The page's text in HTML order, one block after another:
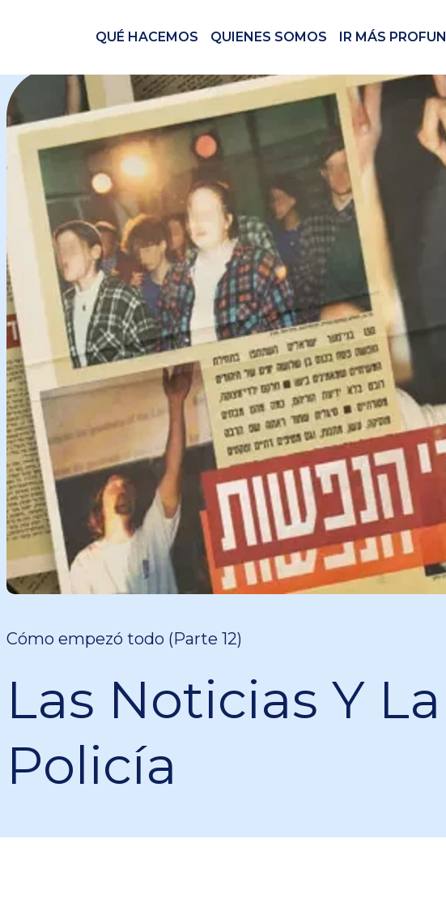
QUÉ HACEMOS QUIENES SOMOS IR MÁS
Cómo empezó todo (Parte 12)
Las Noticias Y La
Policía